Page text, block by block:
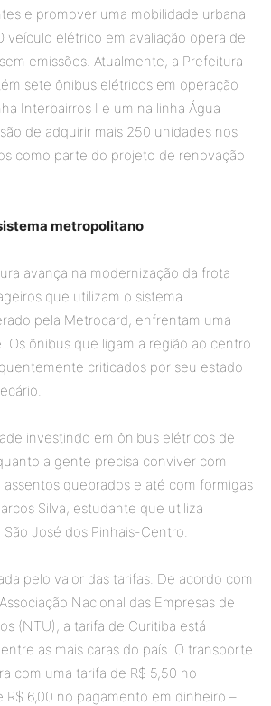
e promover uma mobilidade urbana
veículo elétrico em avaliação opera de
emissões. Atualmente, a Prefeitura
sete ônibus elétricos em operação
Interbairros I e um na linha Água
de adquirir mais 250 unidades nos
como parte do projeto de renovação
metropolitano
avança na modernização da frota
que utilizam o sistema
pela Metrocard, enfrentam uma
Os ônibus que ligam a região ao centro
criticados por seu estado
investindo em ônibus elétricos de
a gente precisa conviver com
assentos quebrados e até com formigas
Silva, estudante que utiliza
José dos Pinhais-Centro.
pelo valor das tarifas. De acordo com
Nacional das Empresas de
(NTU), a tarifa de Curitiba está
as mais caras do país. O transporte
com uma tarifa de R$ 5,50 no
R$ 6,00 no pagamento em dinheiro –